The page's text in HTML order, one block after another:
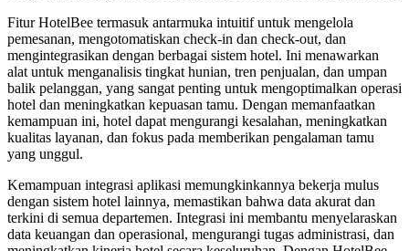
Fitur HotelBee termasuk antarmuka intuitif untuk mengelola
pemesanan, mengotomatiskan check-in dan check-out, dan
mengintegrasikan dengan berbagai sistem hotel. Ini menawarkan
alat untuk menganalisis tingkat hunian, tren penjualan, dan umpan
balik pelanggan, yang sangat penting untuk mengoptimalkan operasi
hotel dan meningkatkan kepuasan tamu. Dengan memanfaatkan
kemampuan ini, hotel dapat mengurangi kesalahan, meningkatkan
kualitas layanan, dan fokus pada memberikan pengalaman tamu
yang unggul.
Kemampuan integrasi aplikasi memungkinkannya bekerja mulus
dengan sistem hotel lainnya, memastikan bahwa data akurat dan
terkini di semua departemen. Integrasi ini membantu menyelaraskan
data keuangan dan operasional, mengurangi tugas administrasi, dan